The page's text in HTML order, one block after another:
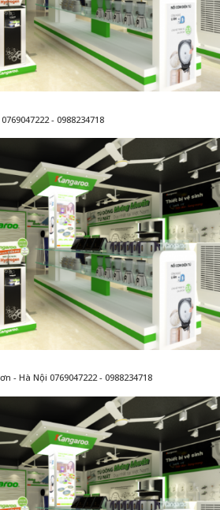
- 0988234718
- Hà Nội 0769047222 - 0988234718